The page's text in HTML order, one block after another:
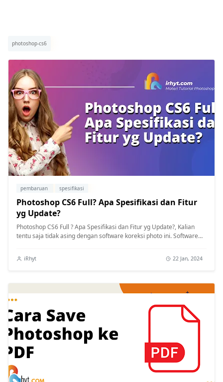
photoshop-cs6
pembaruan spesifikasi
Photoshop CS6 Full? Apa Spesifikasi dan Fitur
yg Update?
Photoshop CS6 Full ? Apa Spesifikasi dan Fitur yg Update?, Kalian
tentu saja tidak asing dengan software koreksi photo ini. Software
iRhyt 22 Jan, 2024